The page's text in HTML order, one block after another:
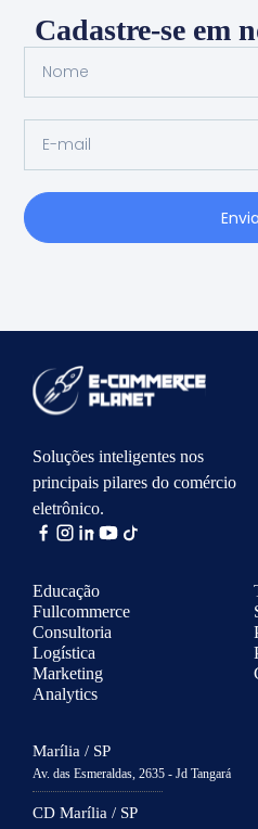
Cadastre-se em
Soluções inteligentes nos
principais pilares do comércio
eletrônico.
Educação
Fullcommerce
Consultoria
Logística
Marketing
Analytics
Marília / SP
Av. das Esmeraldas, 2635 - Jd Tangará
CD Marília / SP